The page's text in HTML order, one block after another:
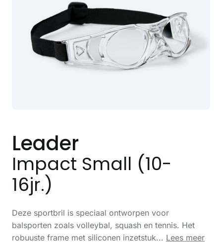
Leader
Impact Small (10-
16jr.)
Deze sportbril is speciaal ontworpen voor
balsporten zoals volleybal, squash en tennis. Het
robuuste frame met siliconen inzetstuk... Lees meer